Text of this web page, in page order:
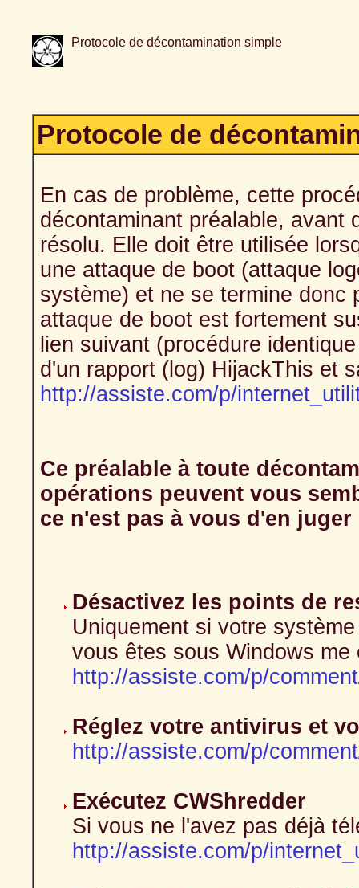
Protocole de décontamination simple
Protocole de
En cas de problème, cette
décontaminant préalable, avant
résolu. Elle doit être utilisée
une attaque de boot (attaque
système) et ne se termine
attaque de boot est fortement
lien suivant (procédure
d'un rapport (log) HijackThis et
http://assiste.com/p/
Ce préalable à toute
opérations peuvent vous
ce n'est pas à vous d'en
Désactivez les points de
Uniquement si votre
vous êtes sous Windows me
http://assiste.com/p/
Réglez votre antivirus et
http://assiste.com/p/
Exécutez CWShredder
Si vous ne l'avez pas déjà
http://assiste.com/p/